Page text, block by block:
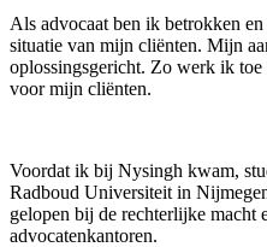
Als advocaat ben ik betrokken
situatie van mijn cliënten. Mijn
oplossingsgericht. Zo werk ik toe
voor mijn cliënten.
Voordat ik bij Nysingh kwam,
Radboud Universiteit in
gelopen bij de rechterlijke macht
advocatenkantoren.